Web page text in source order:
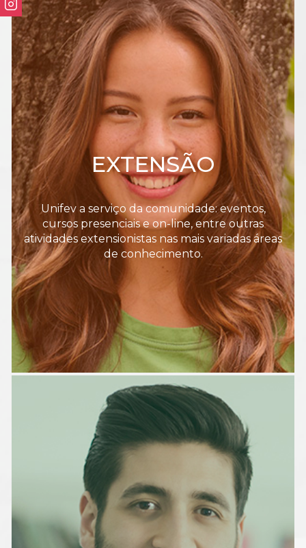
EXTENSÃO
Unifev a serviço da comunidade: eventos,
cursos presenciais e on-line, entre outras
atividades extensionistas nas mais variadas áreas
de conhecimento.